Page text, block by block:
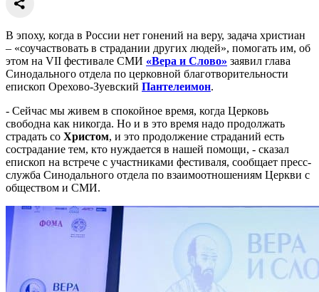
В эпоху, когда в России нет гонений на веру, задача христиан
– «соучаствовать в страдании других людей», помогать им, об
этом на VII фестивале СМИ «Вера и Слово» заявил глава
Синодального отдела по церковной благотворительности
епископ Орехово-Зуевский Пантелеимон.
- Сейчас мы живем в спокойное время, когда Церковь
свободна как никогда. Но и в это время надо продолжать
страдать со Христом, и это продолжение страданий есть
сострадание тем, кто нуждается в нашей помощи, - сказал
епископ на встрече с участниками фестиваля, сообщает пресс-
служба Синодального отдела по взаимоотношениям Церкви с
обществом и СМИ.